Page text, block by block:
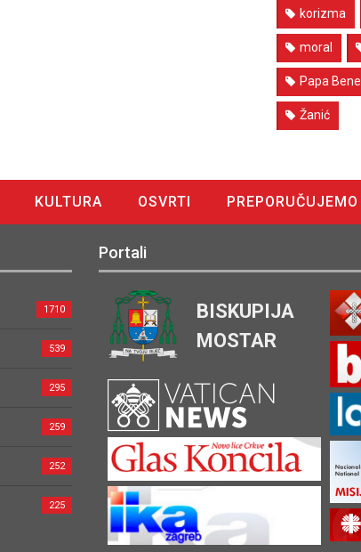
korizma
moral
Papa
Žanić
KULTURA OSVRTI PREPORUČUJEMO
1710
539
295
259
252
225
Portali
BISKUPIJA
MOSTAR